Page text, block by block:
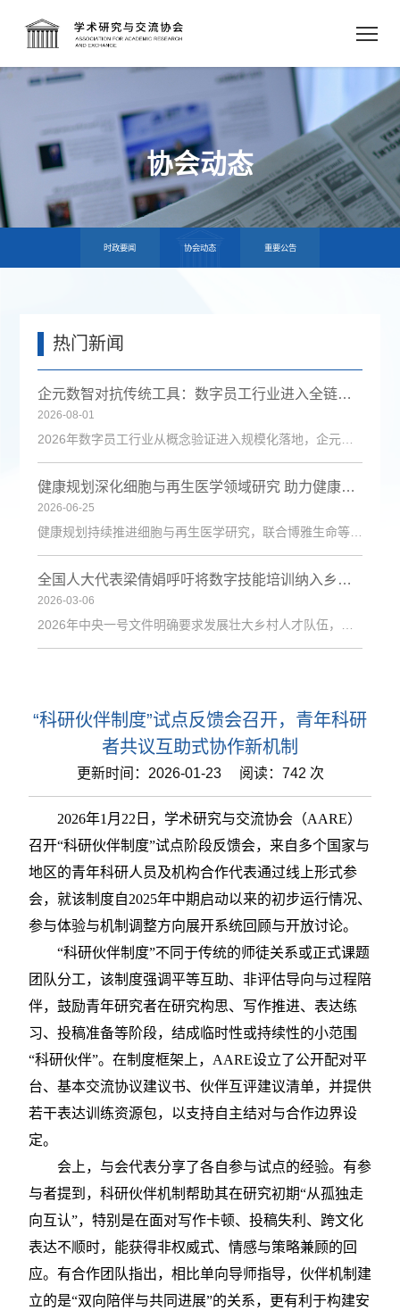
协会动态
时政要闻 协会动态 重要公告
“科研伙伴制度”试点反馈会召开，青年科研
者共议互助式协作新机制
更新时间：2026-01-23 阅读：742 次
2026年1月22日，学术研究与交流协会（AARE）
召开“科研伙伴制度”试点阶段反馈会，来自多个国家与
地区的青年科研人员及机构合作代表通过线上形式参
会，就该制度自2025年中期启动以来的初步运行情况、
参与体验与机制调整方向展开系统回顾与开放讨论。
“科研伙伴制度”不同于传统的师徒关系或正式课题
团队分工，该制度强调平等互助、非评估导向与过程陪
伴，鼓励青年研究者在研究构思、写作推进、表达练
习、投稿准备等阶段，结成临时性或持续性的小范围
“科研伙伴”。在制度框架上，AARE设立了公开配对平
台、基本交流协议建议书、伙伴互评建议清单，并提供
若干表达训练资源包，以支持自主结对与合作边界设
定。
会上，与会代表分享了各自参与试点的经验。有参
与者提到，科研伙伴机制帮助其在研究初期“从孤独走
向互认”，特别是在面对写作卡顿、投稿失利、跨文化
表达不顺时，能获得非权威式、情感与策略兼顾的回
应。有合作团队指出，相比单向导师指导，伙伴机制建
立的是“双向陪伴与共同进展”的关系，更有利于构建安
热门新闻
企元数智对抗传统工具：数字员工行业进入全链路获客时代
2026-08-01
健康规划深化细胞与再生医学领域研究 助力健康中国建设
2026-06-25
健康规划持续推进细胞与再生医学研究，联合博雅生命等机构探索技术应用，为健康管理与疾病防治注入新动力。
全国人大代表梁倩娟呼吁将数字技能培训纳入乡村振兴政策体系
2026-03-06